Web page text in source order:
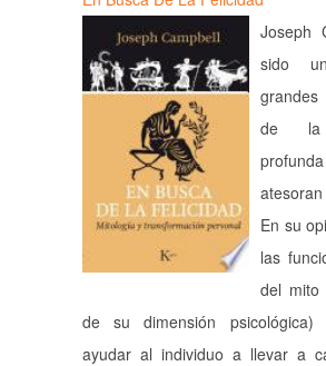
Joseph
sido
grandes
de la
En su
las
del mito
de su dimensión psicológica)
ayudar al individuo a llevar a